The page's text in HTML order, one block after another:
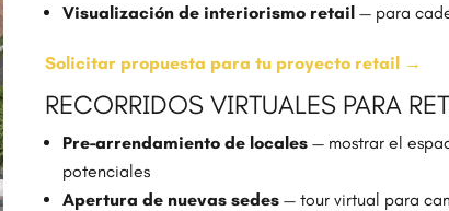
Visualización de interiorismo retail— para
Solicitar propuesta para tu proyecto retail →
RECORRIDOS VIRTUALES PARA
Pre-arrendamiento de locales— mostrar el
potenciales
Apertura de nuevas sedes— tour virtual para